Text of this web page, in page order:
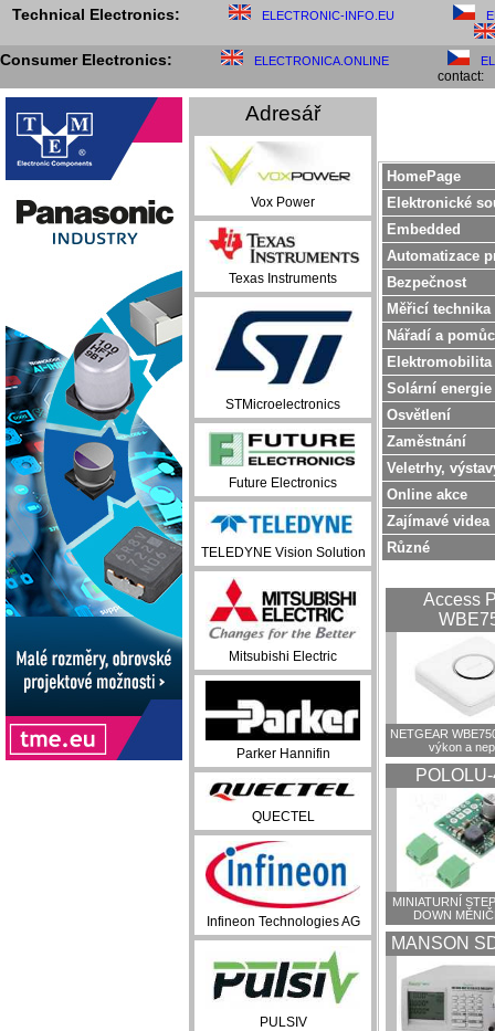
Technical Electronics: ELECTRONIC-INFO.EU
Consumer Electronics: ELECTRONICA.ONLINE
contact:
Adresář
Vox Power
Texas Instruments
STMicroelectronics
Future Electronics
TELEDYNE Vision Solution
Mitsubishi Electric
Parker Hannifin
QUECTEL
Infineon Technologies AG
PULSIV
HomePage
Elektronické
Embedded
Automatizace
Bezpečnost
Měřicí technika
Nářadí a
Elektromobilita
Solární energie
Osvětlení
Zaměstnání
Veletrhy,
Online akce
Zajímavé videa
Různé
Access
NETGEAR
výkon a
MINIATURNÍ
DOWN
MANSON